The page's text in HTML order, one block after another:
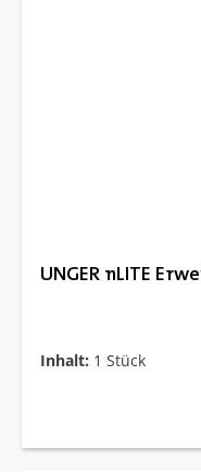
UNGER nLITE
Inhalt: 1 Stück